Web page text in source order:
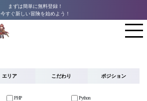
まずは簡単に無料登録！
今すぐ新しい冒険を始めよう！
エリア こだわり ポジション
PHP Python